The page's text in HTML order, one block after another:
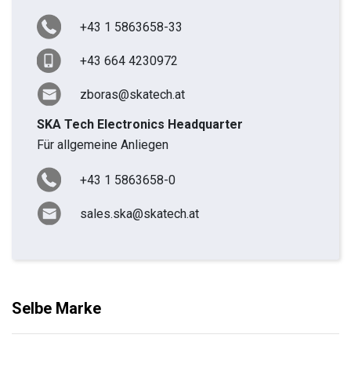
+43 1 5863658-33
+43 664 4230972
zboras@skatech.at
SKA Tech Electronics Headquarter
Für allgemeine Anliegen
+43 1 5863658-0
sales.ska@skatech.at
Selbe Marke